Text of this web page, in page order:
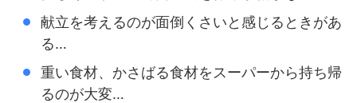
献立を考えるのが面倒くさいと感じるときがあ
る…
重い食材、かさばる食材をスーパーから持ち帰
るのが大変…